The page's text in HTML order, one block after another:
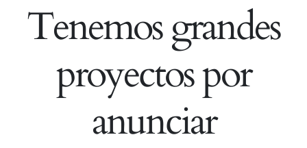
Tenemos grandes
proyectos por
anunciar